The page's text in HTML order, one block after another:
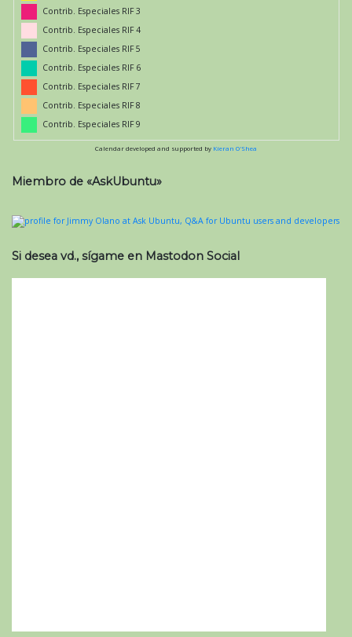
Contrib. Especiales RIF 3
Contrib. Especiales RIF 4
Contrib. Especiales RIF 5
Contrib. Especiales RIF 6
Contrib. Especiales RIF 7
Contrib. Especiales RIF 8
Contrib. Especiales RIF 9
Calendar developed and supported by Kieran O'Shea
Miembro de «AskUbuntu»
Si desea vd., sígame en Mastodon Social